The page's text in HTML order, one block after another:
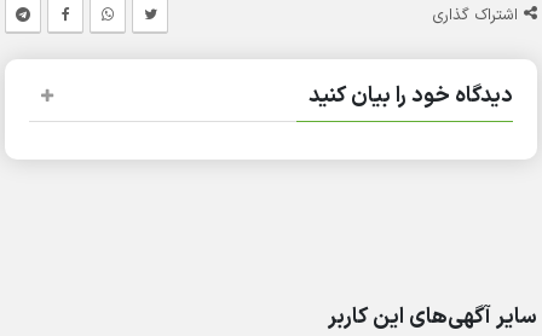
اشتراک گذاری
دیدگاه خود را بیان کنید
سایر آگهی‌های این کاربر